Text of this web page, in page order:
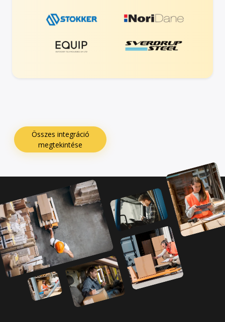
Összes integráció
megtekintése